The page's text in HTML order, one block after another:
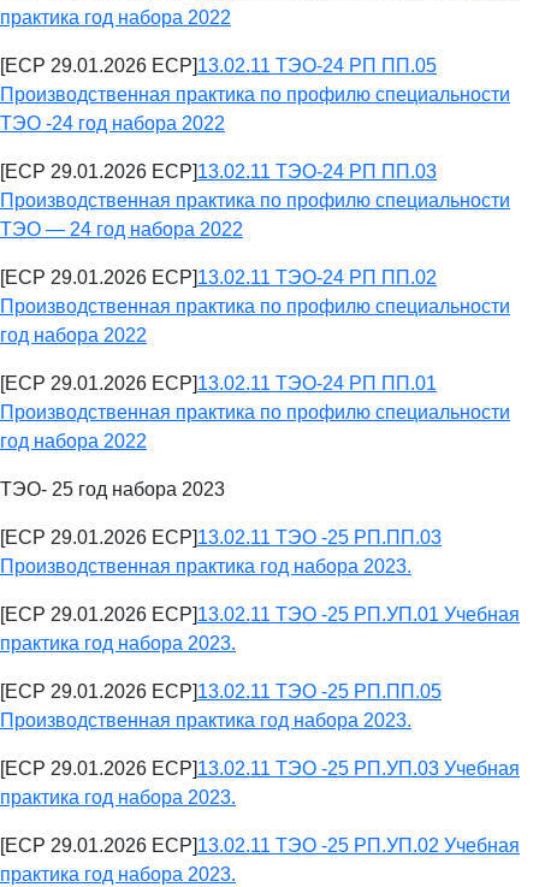
практика год набора 2022
[ECP 29.01.2026 ECP]13.02.11 ТЭО-24 РП ПП.05
Производственная практика по профилю специальности
ТЭО -24 год набора 2022
[ECP 29.01.2026 ECP]13.02.11 ТЭО-24 РП ПП.03
Производственная практика по профилю специальности
ТЭО — 24 год набора 2022
[ECP 29.01.2026 ECP]13.02.11 ТЭО-24 РП ПП.02
Производственная практика по профилю специальности
год набора 2022
[ECP 29.01.2026 ECP]13.02.11 ТЭО-24 РП ПП.01
Производственная практика по профилю специальности
год набора 2022
ТЭО- 25 год набора 2023
[ECP 29.01.2026 ECP]13.02.11 ТЭО -25 РП.ПП.03
Производственная практика год набора 2023.
[ECP 29.01.2026 ECP]13.02.11 ТЭО -25 РП.УП.01 Учебная
практика год набора 2023.
[ECP 29.01.2026 ECP]13.02.11 ТЭО -25 РП.ПП.05
Производственная практика год набора 2023.
[ECP 29.01.2026 ECP]13.02.11 ТЭО -25 РП.УП.03 Учебная
практика год набора 2023.
[ECP 29.01.2026 ECP]13.02.11 ТЭО -25 РП.УП.02 Учебная
практика год набора 2023.